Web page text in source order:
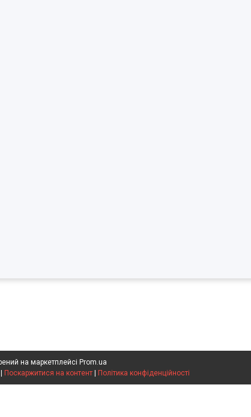
на маркетплейсі Prom.ua
Voldish - посуд оптом та в роздріб | Поскаржитися на контент | Політика конфіденційності